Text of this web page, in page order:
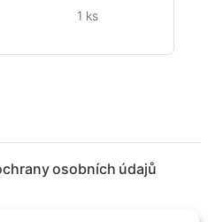
1 ks
osobních údajů